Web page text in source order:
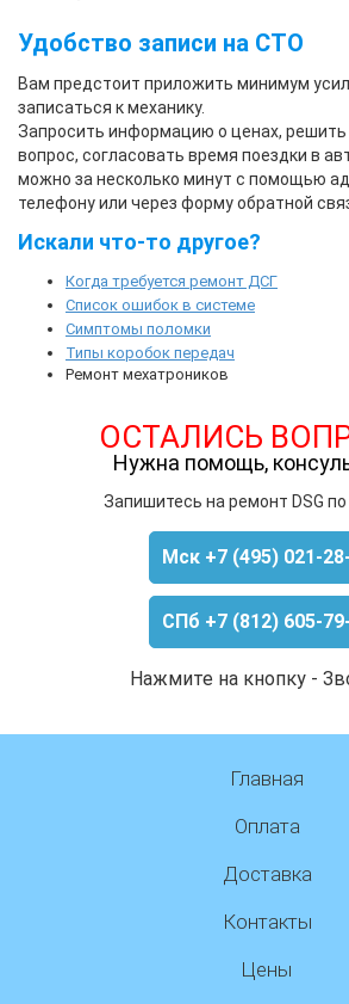
Удобство записи на СТО
Вам предстоит приложить минимум
записаться к механику.
Запросить информацию о ценах,
вопрос, согласовать время поездки в
можно за несколько минут с помощью
телефону или через форму обратной
Искали что-то другое?
Когда требуется ремонт ДСГ
Список ошибок в системе
Симптомы поломки
Типы коробок передач
Ремонт мехатроников
ОСТАЛИСЬ
Нужна помощь,
Запишитесь на ремонт DSG по
Мск +7 (495) 021-
СПб +7 (812) 605-
Нажмите на кнопку -
Главная
Оплата
Доставка
Контакты
Цены